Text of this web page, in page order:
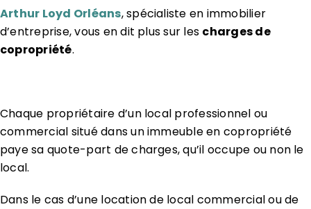
Arthur Loyd Orléans, spécialiste en immobilier
d’entreprise, vous en dit plus sur les charges de
copropriété.
Chaque propriétaire d’un local professionnel ou
commercial situé dans un immeuble en copropriété
paye sa quote-part de charges, qu’il occupe ou non le
local.
Dans le cas d’une location de local commercial ou de